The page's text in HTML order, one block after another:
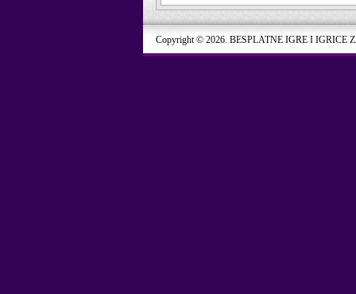
Copyright © 2026. BESPLATNE IGRE I IGRICE